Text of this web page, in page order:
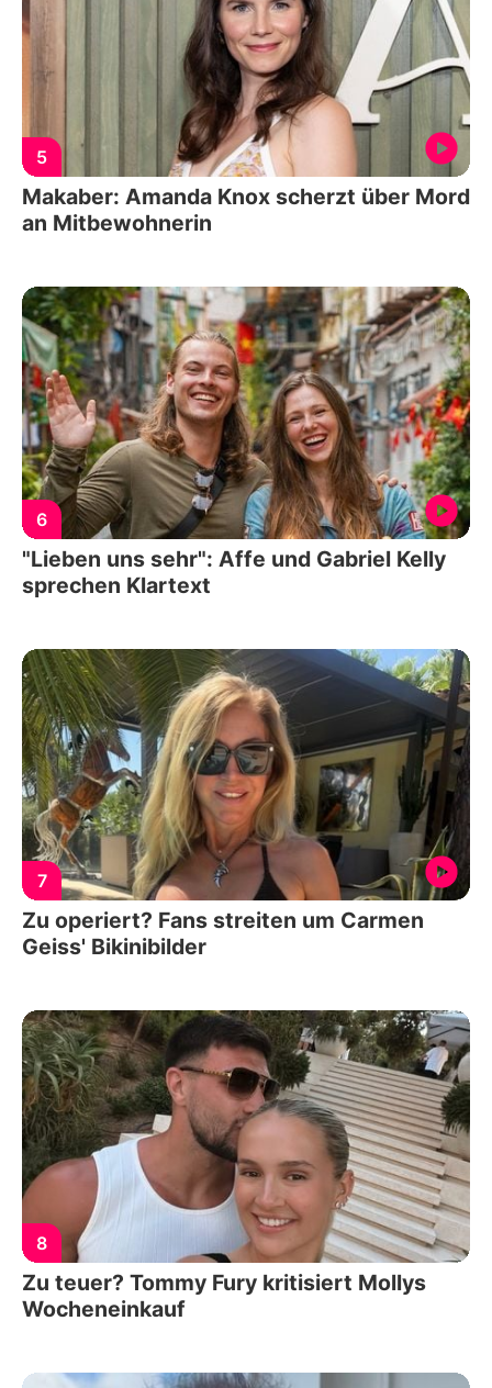
5
Makaber: Amanda Knox scherzt über Mord
an Mitbewohnerin
6
"Lieben uns sehr": Affe und Gabriel Kelly
sprechen Klartext
7
Zu operiert? Fans streiten um Carmen
Geiss' Bikinibilder
8
Zu teuer? Tommy Fury kritisiert Mollys
Wocheneinkauf